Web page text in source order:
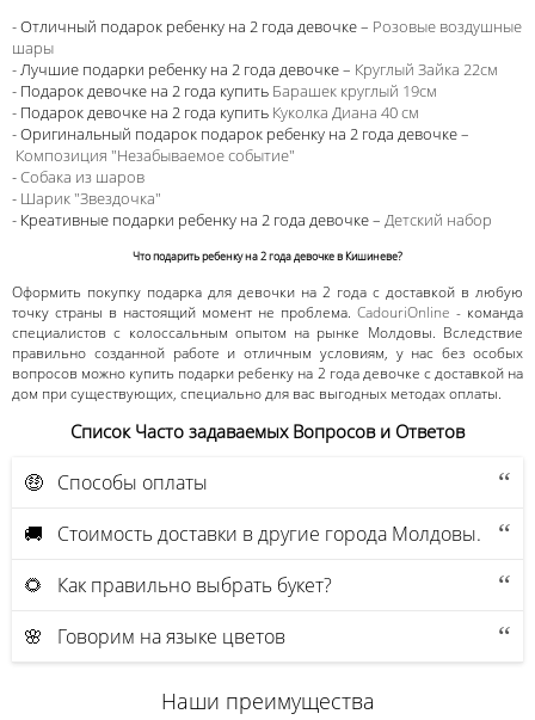
- Отличный подарок ребенку на 2 года девочке – Розовые воздушные
шары
- Лучшие подарки ребенку на 2 года девочке – Круглый Зайка 22см
- Подарок девочке на 2 года купить Барашек круглый 19см
- Подарок девочке на 2 года купить Куколка Диана 40 см
- Оригинальный подарок подарок ребенку на 2 года девочке –
Композиция "Незабываемое событие"
-Собака из шаров
- Шарик "Звездочка"
- Креативные подарки ребенку на 2 года девочке – Детский набор
Что подарить ребенку на 2 года девочке в Кишиневе?
Оформить покупку подарка для девочки на 2 года с доставкой в любую
точку страны в настоящий момент не проблема. CadouriOnline - команда
специалистов с колоссальным опытом на рынке Молдовы. Вследствие
правильно созданной работе и отличным условиям, у нас без особых
вопросов можно купить подарки ребенку на 2 года девочке с доставкой на
дом при существующих, специально для вас выгодных методах оплаты.
Список Часто задаваемых Вопросов и Ответов
🤑 Способы оплаты
🚚 Стоимость доставки в другие города Молдовы.
🌻 Как правильно выбрать букет?
🌸 Говорим на языке цветов
Наши преимущества